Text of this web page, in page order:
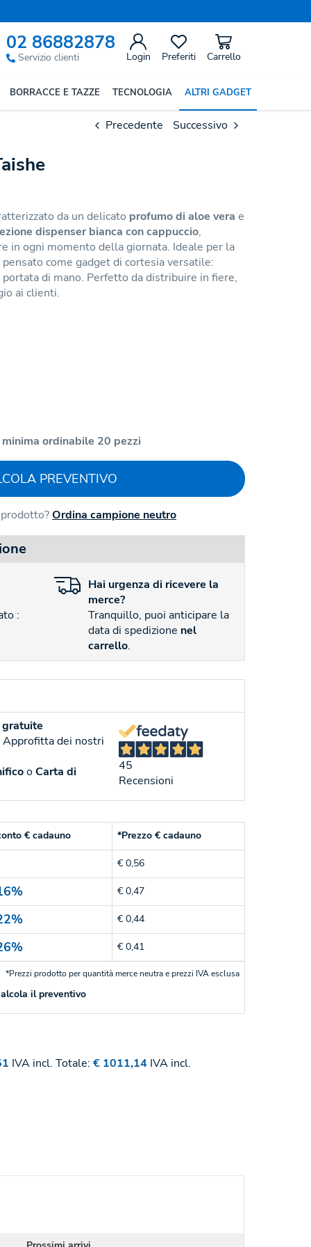
02 86882878
Servizio clienti Login Preferiti Carrello
BORRACCE E TAZZE TECNOLOGIA ALTRI GADGET
Precedente Successivo
da un delicato profumo di aloe vera e
dispenser bianca con cappuccio,
in ogni momento della giornata. Ideale per la
come gadget di cortesia versatile:
di mano. Perfetto da distribuire in fiere,
ai clienti.
ordinabile 20 pezzi
PREVENTIVO
Ordina campione neutro
:
Hai urgenza di ricevere la
merce?
Tranquillo, puoi anticipare la
data di spedizione nel
carrello.
Approfitta dei nostri
oCarta di
45
Recensioni
€ cadauno *Prezzo € cadauno
€ 0,56
€ 0,47
€ 0,44
€ 0,41
*Prezzi prodotto per quantità merce neutra e prezzi IVA esclusa
il preventivo
IVA incl. Totale: € 1011,14 IVA incl.